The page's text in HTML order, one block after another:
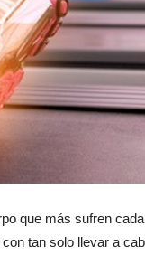
|
Cuídate
que más sufren cada
tan solo llevar a